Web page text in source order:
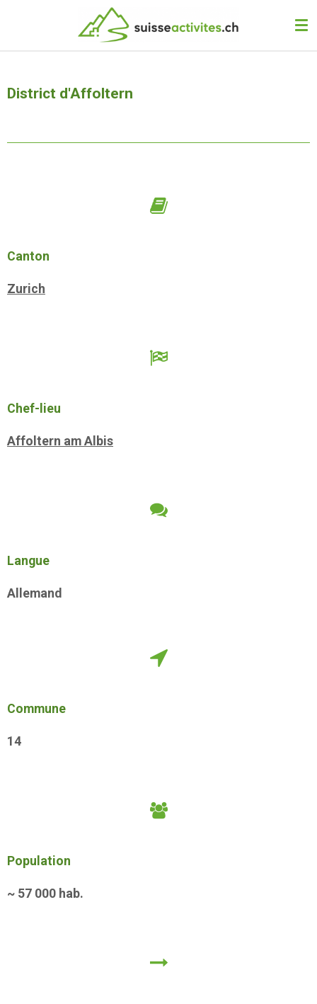
District d'Affoltern
Canton
Zurich
Chef-lieu
Affoltern am Albis
Langue
Allemand
Commune
14
Population
~ 57 000 hab.